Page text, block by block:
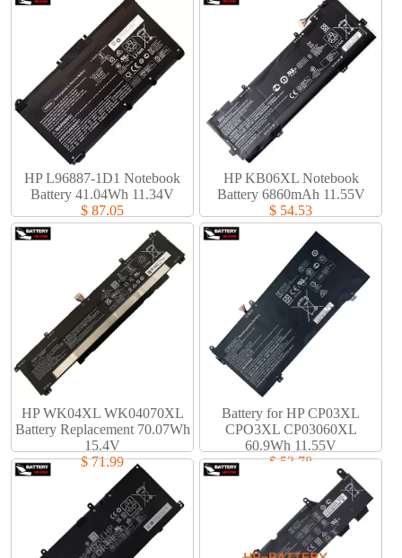
HP L96887-1D1 Notebook
Battery 41.04Wh 11.34V
$ 87.05
HP KB06XL Notebook
Battery 6860mAh 11.55V
$ 54.53
HP WK04XL WK04070XL
Battery Replacement 70.07Wh
15.4V
$ 71.99
Battery for HP CP03XL
CPO3XL CP03060XL
60.9Wh 11.55V
$ 53.78